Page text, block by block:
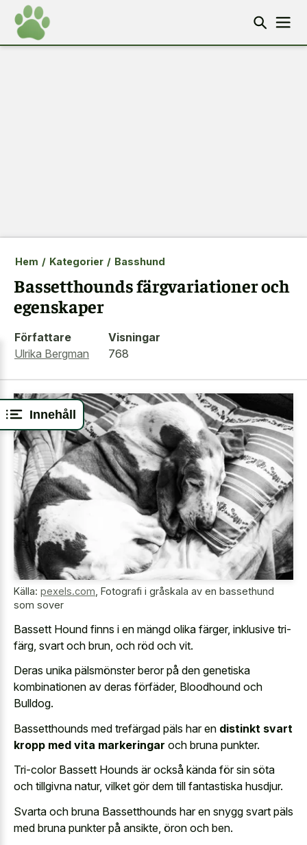
Innehåll
Hem / Kategorier / Basshund
Bassetthounds färgvariationer och
egenskaper
Författare
Ulrika Bergman
Visningar
768
Källa: pexels.com Fotografi i gråskala av en bassethund
som sover
Bassett Hound finns i en mängd olika färger, inklusive tri-
färg, svart och brun, och röd och vit.
Deras unika pälsmönster beror på den genetiska
kombinationen av deras förfäder, Bloodhound och
Bulldog.
Bassetthounds med trefärgad päls har en distinkt svart
kropp med vita markeringar och bruna punkter.
Tri-color Bassett Hounds är också kända för sin söta
och tillgivna natur, vilket gör dem till fantastiska husdjur.
Svarta och bruna Bassetthounds har en snygg svart päls
med bruna punkter på ansikte, öron och ben.